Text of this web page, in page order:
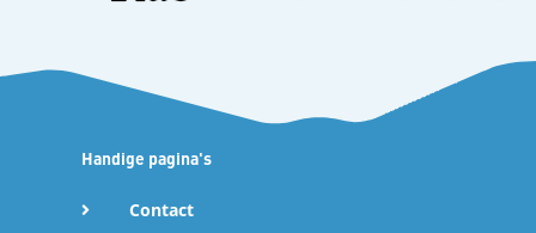
Handige pagina's
Contact